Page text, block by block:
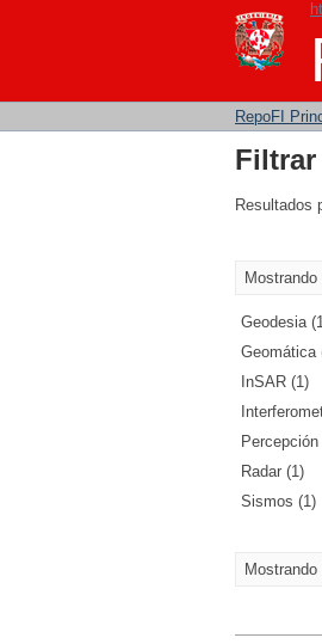
Filtrar
RepoFI
Filtrar
Resultados
Geodesia
Geomática
InSAR (1)
Radar (1)
Sismos (1)